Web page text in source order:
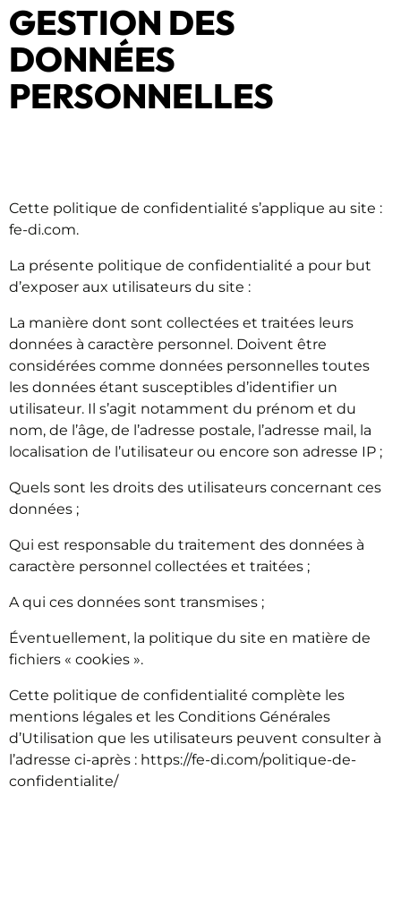
GESTION DES
DONNÉES
PERSONNELLES
Cette politique de confidentialité s’applique au site :
fe-di.com.
La présente politique de confidentialité a pour but
d’exposer aux utilisateurs du site :
La manière dont sont collectées et traitées leurs
données à caractère personnel. Doivent être
considérées comme données personnelles toutes
les données étant susceptibles d’identifier un
utilisateur. Il s’agit notamment du prénom et du
nom, de l’âge, de l’adresse postale, l’adresse mail, la
localisation de l’utilisateur ou encore son adresse IP ;
Quels sont les droits des utilisateurs concernant ces
données ;
Qui est responsable du traitement des données à
caractère personnel collectées et traitées ;
A qui ces données sont transmises ;
Éventuellement, la politique du site en matière de
fichiers « cookies ».
Cette politique de confidentialité complète les
mentions légales et les Conditions Générales
d’Utilisation que les utilisateurs peuvent consulter à
l’adresse ci-après : https://fe-di.com/politique-de-
confidentialite/